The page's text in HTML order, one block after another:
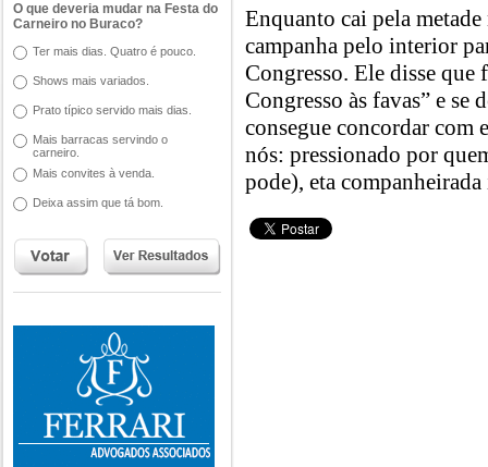
O que deveria mudar na Festa do
Carneiro no Buraco?
Ter mais dias. Quatro é pouco.
Shows mais variados.
Prato típico servido mais dias.
Mais barracas servindo o
carneiro.
Mais convites à venda.
Deixa assim que tá bom.
Enquanto cai pela
campanha pelo interior
Congresso. Ele disse que
Congresso às favas” e se
consegue concordar com
nós: pressionado por
pode), eta